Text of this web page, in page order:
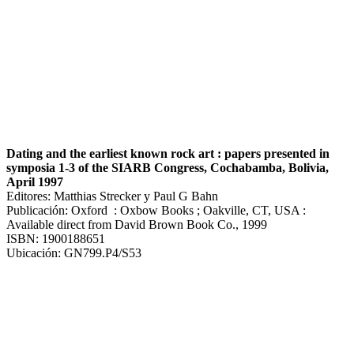
Dating and the earliest known rock art : papers presented in
symposia 1-3 of the SIARB Congress, Cochabamba, Bolivia,
April 1997
Editores: Matthias Strecker y Paul G Bahn
Publicación: Oxford : Oxbow Books ; Oakville, CT, USA :
Available direct from David Brown Book Co., 1999
ISBN: 1900188651
Ubicación: GN799.P4/S53